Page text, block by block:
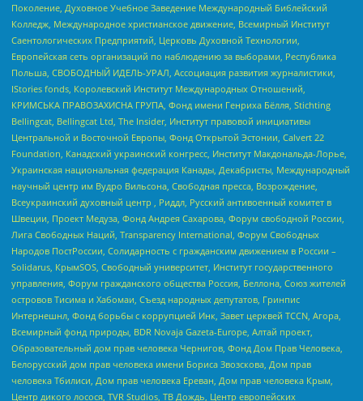
Поколение, Духовное Учебное Заведение Международный Библейский
Колледж, Международное христианское движение, Всемирный Институт
Саентологических Предприятий, Церковь Духовной Технологии,
Европейская сеть организаций по наблюдению за выборами, Республика
Польша, СВОБОДНЫЙ ИДЕЛЬ-УРАЛ, Ассоциация развития журналистики,
IStories fonds, Королевский Институт Международных Отношений,
КРИМСЬКА ПРАВОЗАХИСНА ГРУПА, Фонд имени Генриха Бёлля, Stichting
Bellingcat, Bellingcat Ltd, The Insider, Институт правовой инициативы
Центральной и Восточной Европы, Фонд Открытой Эстонии, Calvert 22
Foundation, Канадский украинский конгресс, Институт Макдональда-Лорье,
Украинская национальная федерация Канады, Декабристы, Международный
научный центр им Вудро Вильсона, Свободная пресса, Возрождение,
Всеукраинский духовный центр , Риддл, Русский антивоенный комитет в
Швеции, Проект Медуза, Фонд Андрея Сахарова, Форум свободной России,
Лига Свободных Наций, Transparеncy International, Форум Свободных
Народов ПостРоссии, Солидарность с гражданским движением в России –
Solidarus, КрымSOS, Свободный университет, Институт государственного
управления, Форум гражданского общества Россия, Беллона, Союз жителей
островов Тисима и Хабомаи, Съезд народных депутатов, Гринпис
Интернешнл, Фонд борьбы с коррупцией Инк, Завет церквей TCCN, Агора,
Всемирный фонд природы, BDR Novaja Gazeta-Europe, Алтай проект,
Образовательный дом прав человека Чернигов, Фонд Дом Прав Человека,
Белорусский дом прав человека имени Бориса Звозскова, Дом прав
человека Тбилиси, Дом прав человека Ереван, Дом прав человека Крым,
Центр дикого лосося, TVR Studios, ТВ Дождь, Центр европейских